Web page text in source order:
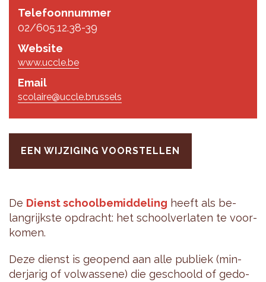
Telefoonnummer
02/605.12.38-39
Website
www.uccle.be
Email
scolaire@uccle.brussels
EEN WIJZIGING VOORSTELLEN
De Dienst school­be­mid­de­ling heeft als be­
lang­rijk­ste op­dracht: het school­ver­la­ten te voor­
ko­men.
Deze dienst is ge­o­pend aan alle pu­bliek (min­
der­ja­rig of vol­was­se­ne) die ge­schoold of ge­do­